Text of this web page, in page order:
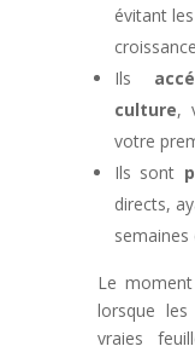
évitant
Ils
culture,
votre
Ils sont
directs,
semaines
Le
lorsque
vraies